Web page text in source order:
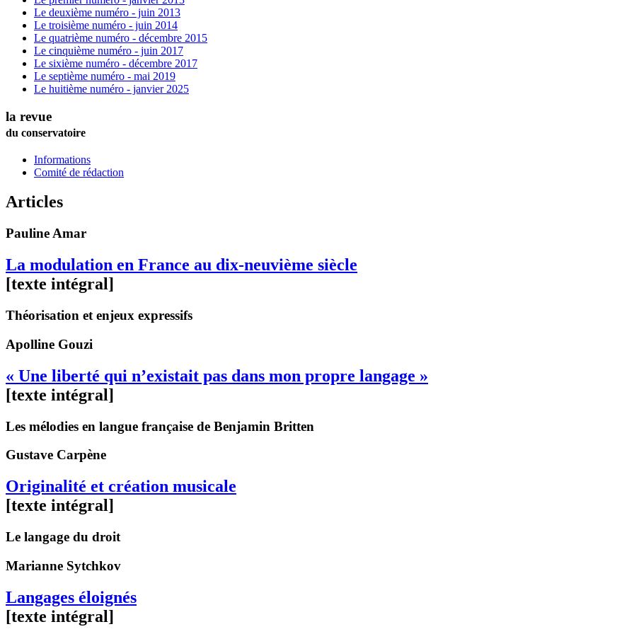
Le deuxième numéro - juin 2013
Le troisième numéro - juin 2014
Le quatrième numéro - décembre 2015
Le cinquième numéro - juin 2017
Le sixième numéro - décembre 2017
Le septième numéro - mai 2019
Le huitième numéro - janvier 2025
la revue
du conservatoire
Informations
Comité de rédaction
Articles
PaulineAmar
La modulation en France au dix-neuvième siècle
[texte intégral]
Théorisation et enjeux expressifs
Apolline Gouzi
« Une liberté qui n’existait pas dans mon propre langage »
[texte intégral]
Les mélodies en langue française de Benjamin Britten
Gustave Carpène
Originalité et création musicale
[texte intégral]
Le langage du droit
Marianne Sytchkov
Langages éloignés
[texte intégral]